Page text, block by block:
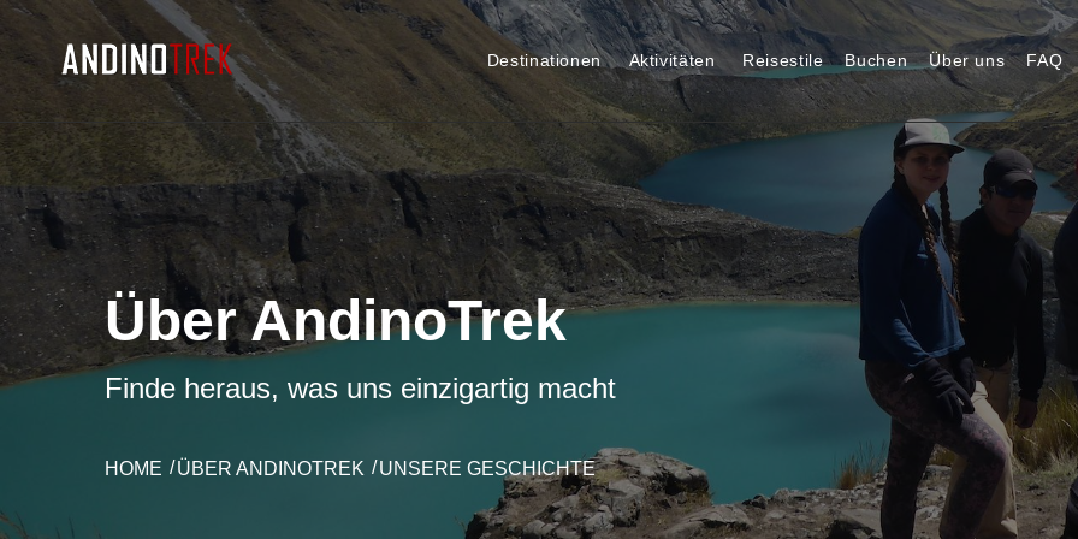
Destinationen Aktivitäten Reisestile Buchen Über uns FAQ
Über AndinoTrek
Finde heraus, was uns einzigartig macht
HOME ÜBER ANDINOTREK UNSERE GESCHICHTE